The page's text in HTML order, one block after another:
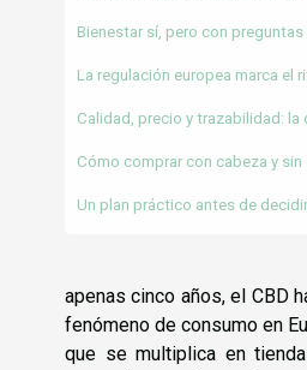
Bienestar sí, pero con
La regulación europea marca el
Calidad, precio y trazabilidad: la
Cómo comprar con cabeza y
Un plan práctico antes de decidir
apenas cinco años, el CBD
fenómeno de consumo en
que se multiplica en